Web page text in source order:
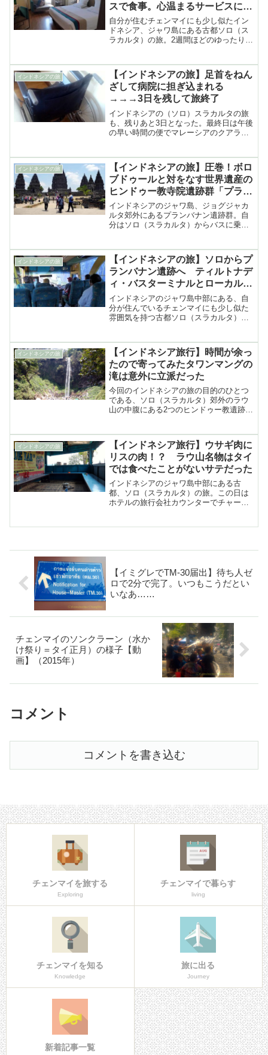
スで食事。心温まるサービスにケ
ガも早く癒える気がした
自分が住むチェンマイにも少し似たイン
ドネシア、ジャワ島にある古都ソロ（ス
ラカルタ）の旅。2週間ほどのゆったりと
でいたのだが……
インドネシアの旅
【インドネシアの旅】足首をねん
ざして病院に担ぎ込まれる
→→→3日を残して旅終了
インドネシアの（ソロ）スラカルタの旅
も、残りあと3日となった。最終日は午後
の早い時間の便でマレーシアのクアラル
インドネシアの旅
【インドネシアの旅】圧巻！ボロ
ブドゥールと対をなす世界遺産の
ヒンドゥー教寺院遺跡群「プラン
バナン」
インドネシアのジャワ島、ジョグジャカ
ルタ郊外にあるプランバナン遺跡群。自
分はソロ（スラカルタ）からバスに乗っ
インドネシアの旅
【インドネシアの旅】ソロからプ
ランバナン遺跡へ ティルトナデ
ィ・バスターミナルとローカルバ
ス
インドネシアのジャワ島中部にある、自
分が住んでいるチェンマイにも少し似た
雰囲気を持つ古都ソロ（スラカルタ）の
インドネシアの旅
【インドネシア旅行】時間が余っ
たので寄ってみたタワンマングの
滝は意外に立派だった
今回のインドネシアの旅の目的のひとつ
である、ソロ（スラカルタ）郊外のラウ
山の中腹にある2つのヒンドゥー教遺跡見
け……
インドネシアの旅
【インドネシア旅行】ウサギ肉に
リスの肉！？ ラウ山名物はタイ
では食べたことがないサテだった
インドネシアのジャワ島中部にある古
都、ソロ（スラカルタ）の旅。この日は
ホテルの旅行会社カウンターでチャータ
【イミグレでTM-30届出】待ち人ゼ
ロで2分で完了。いつもこうだとい
いなあ……
チェンマイのソンクラーン（水か
け祭り＝タイ正月）の様子【動
画】（2015年）
コメント
コメントを書き込む
チェンマイを旅する
Exploring
チェンマイで暮らす
living
チェンマイを知る
Knowledge
旅に出る
Journey
新着記事一覧